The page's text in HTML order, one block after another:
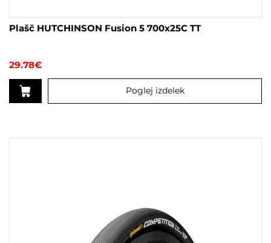
Plašč HUTCHINSON Fusion 5 700x25C TT
29.78€
Poglej izdelek